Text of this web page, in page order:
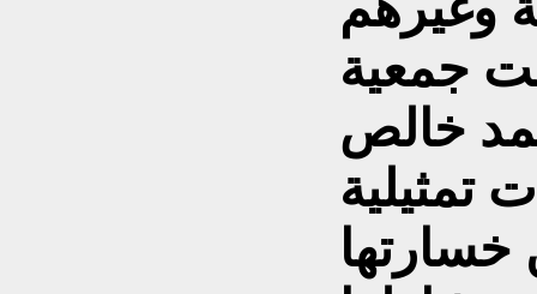
تألفت جمعية
خالص
تمثيلية
خسارتها